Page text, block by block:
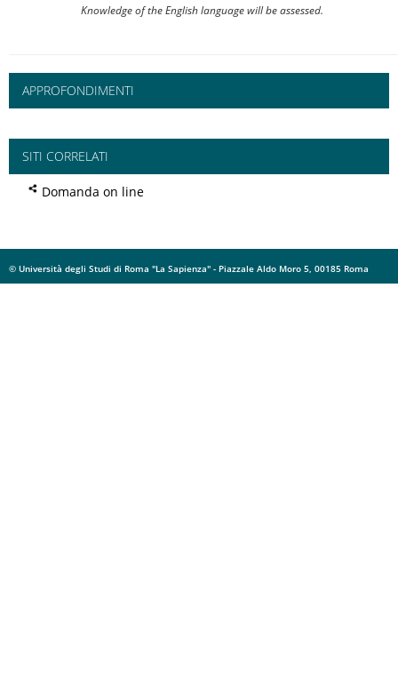
Knowledge of the English language will be assessed.
APPROFONDIMENTI
SITI CORRELATI
Domanda on line
© Università degli Studi di Roma "La Sapienza" - Piazzale Aldo Moro 5, 00185 Roma